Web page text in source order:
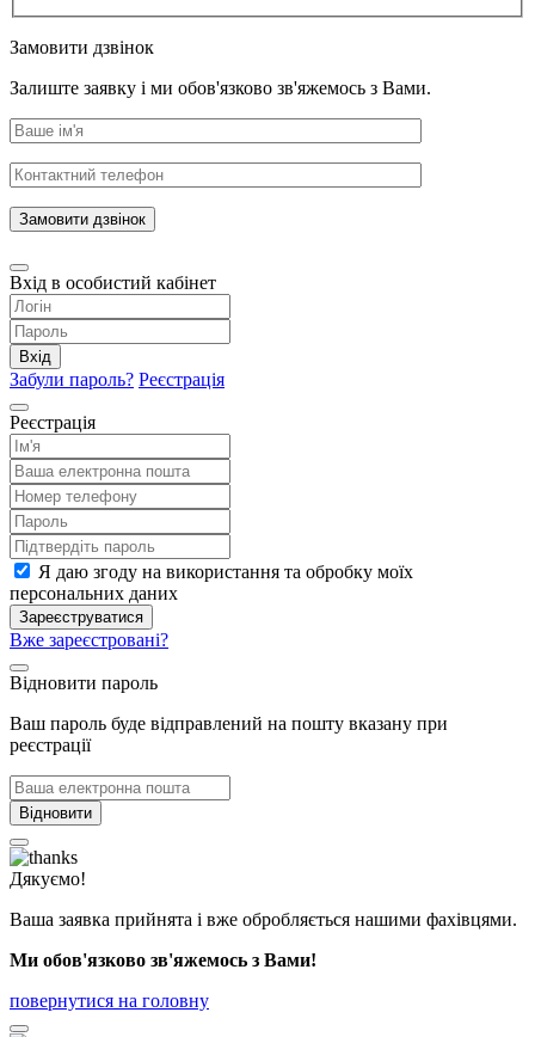
Замовити дзвінок
Залиште заявку і ми обов'язково зв'яжемось з Вами.
Замовити дзвінок
Вхід в особистий кабінет
Вхід
Забули пароль? Реєстрація
Реєстрація
Я даю згоду на використання та обробку моїх
персональних даних
Зареєструватися
Вже зареєстровані?
Відновити пароль
Ваш пароль буде відправлений на пошту вказану при
реєстрації
Відновити
Дякуємо!
Ваша заявка прийнята і вже обробляється нашими фахівцями.
Ми обов'язково зв'яжемось з Вами!
повернутися на головну